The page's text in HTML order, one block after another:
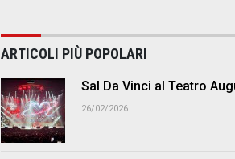
ARTICOLI PIÙ POPOLARI
Sal Da Vinci al Teatro
26/02/2026